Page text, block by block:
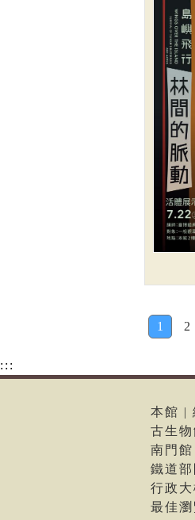
1 2
:::
本館 |
古生
南門
鐵道
行政
最佳